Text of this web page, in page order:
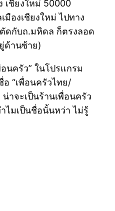
เชียงใหม่ 50000
มืองเชียงใหม่ ไปทาง
ดกับถ.มหิดล ก็ตรงลอด
ด้านซ้าย)
นครัว” ในโปรแกรม
อ “เพื่อนครัวไทย/
าจะเป็นร้านเพื่อนครัว
มเป็นชื่อนั้นหว่า ไม่รู้